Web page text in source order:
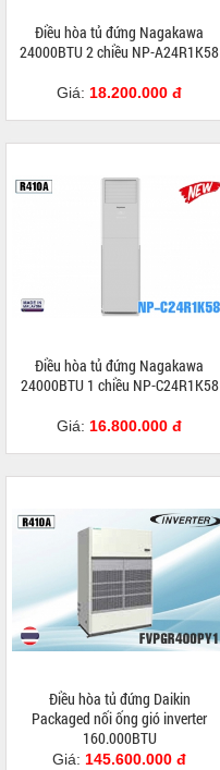
Điều hòa tủ đứng Nagakawa
24000BTU 2 chiều NP-A24R1K58
Giá: 18.200.000 đ
Điều hòa tủ đứng Nagakawa
24000BTU 1 chiều NP-C24R1K58
Giá: 16.800.000 đ
Điều hòa tủ đứng Daikin
Packaged nối ống gió inverter
160.000BTU
FVPR400QY1/RZUR400QY1
Giá: 145.600.000 đ